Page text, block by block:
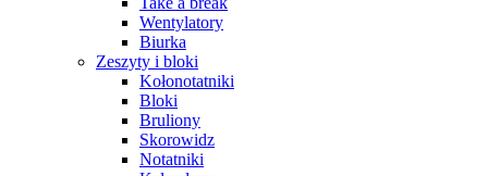
Wentylatory
Biurka
Zeszyty i bloki
Kołonotatniki
Bloki
Bruliony
Skorowidz
Notatniki